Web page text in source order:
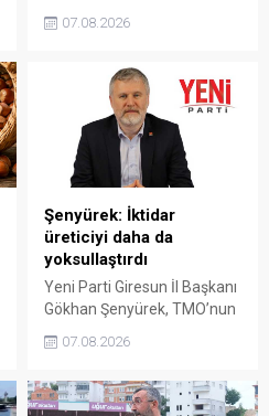
Açıklanan rakamın üreticinin
karşılamadığını belirten
Gezmiş, “Üreticiyi yok
sayanı, günü geldiğinde
üretici de yok sayacaktır”
dedi.
07.08.2026
Şenyürek: İktidar
üreticiyi daha da
yoksullaştırdı
Yeni Parti Giresun İl Başkanı
Gökhan Şenyürek, TMO’nun
açıkladığı 255 liralık fiyatı
nitelendirdi. Artışın yıllık
07.08.2026